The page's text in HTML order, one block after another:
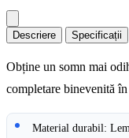
Descriere Specificații
Obține un somn mai
completare binevenită
Material durabil: